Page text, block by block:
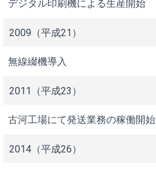
デジタル印刷機による生産開始
2009（平成21）
無線綴機導入
2011（平成23）
古河工場にて発送業務の稼働開始
2014（平成26）